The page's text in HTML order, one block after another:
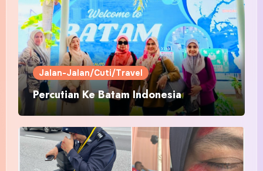
Jalan-Jalan/Cuti/Travel
Percutian Ke Batam Indonesia